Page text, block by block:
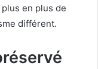
en plus de
différent.